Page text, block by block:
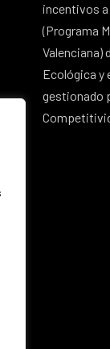
incentivos
(Programa
Valenciana)
Ecológica y
gestionado